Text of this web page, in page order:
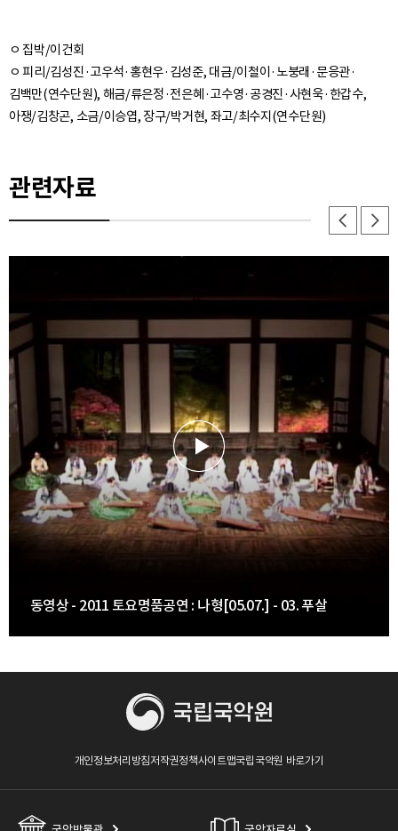
ㅇ 집박/이건회
ㅇ 피리/김성진·고우석·홍현우·김성준, 대금/이철이·노붕래·문응관·
김백만(연수단원), 해금/류은정·전은혜·고수영·공경진·사현욱·한갑수,
관련자료
동영상 - 2011 토요명품공연 : 나형[05.07.] - 03. 푸살
개인정보처리방침저작권정책사이트맵국립국악원 바로가기